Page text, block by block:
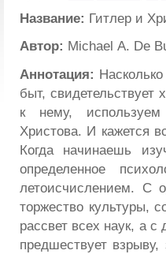
Название: Гитлер и
Автор: Michael А. De
Аннотация:
быт,
к нему,
Христова. И кажется
Когда начинаешь
определенное
летоисчислением. С
торжество культуры,
рассвет всех наук, а с
предшествует